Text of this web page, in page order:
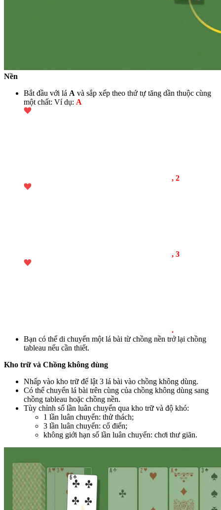
Nền
Bắt đầu với lá A và sắp xếp theo thứ tự tăng dần thuộc cùng
một chất: Ví dụ: A
, 2
, 3
.
Bạn có thể di chuyển một lá bài từ chồng nền trở lại chồng
tableau nếu cần thiết.
Kho trữ và Chồng không dùng
Nhấp vào kho trữ để lật 3 lá bài vào chồng không dùng.
Có thể chuyển lá bài trên cùng của chồng không dùng sang
chồng tableau hoặc chồng nền.
Tùy chỉnh số lần luân chuyển qua kho trữ và độ khó:
1 lần luân chuyển: thử thách;
3 lần luân chuyển: cổ điển;
không giới hạn số lần luân chuyển: chơi thư giãn.